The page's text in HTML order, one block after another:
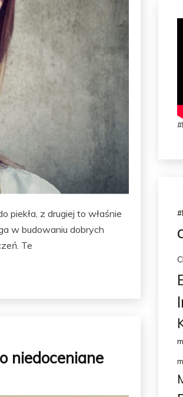
piekła, z drugiej to właśnie
w budowaniu dobrych
Te
niedoceniane